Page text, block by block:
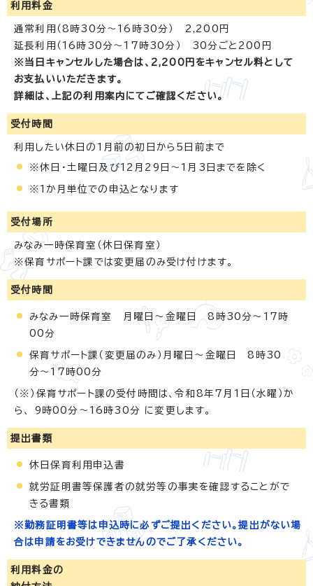
利用料金
通常利用（8時30分～16時30分） 2,200円
延長利用（16時30分～17時30分） 30分ごと200円
※当日キャンセルした場合は、2,200円をキャンセル料として
お支払いいただきます。
詳細は、上記の利用案内にてご確認ください。
受付時間
利用したい休日の1月前の初日から5日前まで
※休日・土曜日及び12月29日～1月3日までを除く
※1か月単位での申込となります
受付場所
みなみ一時保育室（休日保育室）
※保育サポート課では変更届のみ受け付けます。
受付時間
みなみ一時保育室 月曜日～金曜日 8時30分～17時
00分
保育サポート課（変更届のみ）月曜日～金曜日 8時30
分～17時00分
（※）保育サポート課の受付時間は、令和8年7月1日（水曜）か
ら、 9時00分～16時30分 に変更します。
提出書類
休日保育利用申込書
就労証明書等保護者の就労等の事実を確認することがで
きる書類
※勤務証明書等は申込時に必ずご提出ください。提出がない場
合は申請をお受けできませんのでご了承ください。
利用料金の